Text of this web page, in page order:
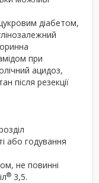
діабетом,
при
ацидоз,
після резекції
або годування
не повинні
® 3,5.